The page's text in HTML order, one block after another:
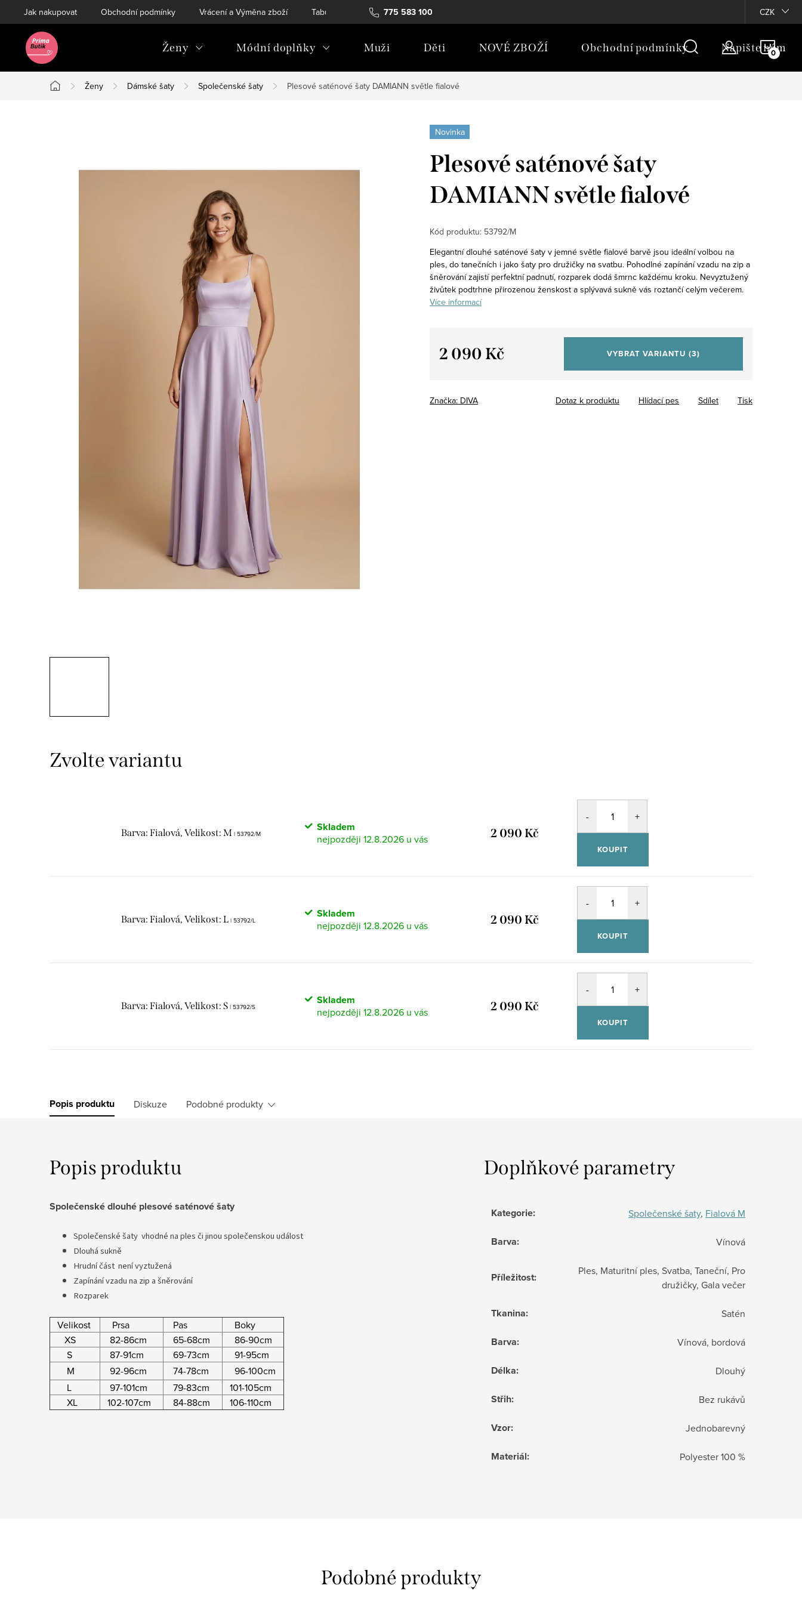
na
775 583 100
Jak nakupovat Obchodní podmínky Vrácení a Výměna zboží Tabulky velikostí Soubory Cookies CZK
Ženy Módní doplňky Muži Děti NOVÉ ZBOŽÍ Obchodní podmínky Napište nám
Domů
Ženy Dámské šaty Společenské šaty Plesové saténové šaty DAMIANN světle fialové
Novinka
Plesové saténové šaty
DAMIANN světle fialové
Kód produktu: 53792/M
Elegantní dlouhé saténové šaty v jemné světle fialové barvě jsou ideální volbou na
ples, do tanečních i jako šaty pro družičky na svatbu. Pohodlné zapínání vzadu na zip a
šněrování zajistí perfektní padnutí, rozparek dodá šmrnc každému kroku. Nevyztužený
živůtek podtrhne přirozenou ženskost a splývavá sukně vás roztančí celým večerem.
Více informací
2 090 Kč VYBRAT VARIANTU (3)
Značka: DIVA Tisk
Dotaz k produktu Hlídací pes Sdílet
Barva: Fialová, Velikost: M | 53792/M Skladem
12.8.2026 2 090 Kč
KOUPIT
Barva: Fialová, Velikost: L | 53792/L Skladem
12.8.2026 2 090 Kč
KOUPIT
Barva: Fialová, Velikost: S | 53792/S Skladem
12.8.2026 2 090 Kč
KOUPIT
Popis produktu Diskuze Podobné produkty
Popis produktu
Společenské dlouhé plesové saténové šaty
Společenské šaty vhodné na ples či jinou společenskou událost
Dlouhá sukně
Hrudní část není vyztužená
Zapínání vzadu na zip a šněrování
Rozparek
Velikost Prsa Pas
Boky
XS
82-86cm 65-68cm
86-90cm
S
87-91cm 69-73cm
91-95cm
M
92-96cm 74-78cm
96-100cm
L
97-101cm 79-83cm
101-105cm
XL
102-107cm 84-88cm 106-110cm
Doplňkové parametry
Kategorie: Společenské šaty, Fialová M
Barva: Vínová
Příležitost:
Ples, Maturitní ples, Svatba, Taneční, Pro
družičky, Gala večer
Tkanina: Satén
Barva: Vínová, bordová
Délka: Dlouhý
Střih: Bez rukávů
Vzor: Jednobarevný
Materiál: Polyester 100 %